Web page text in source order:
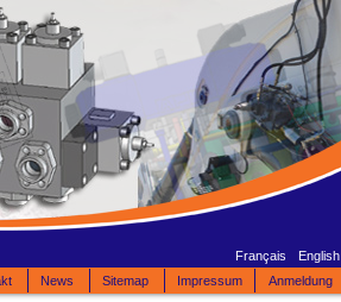
English
Français
Anmeldung
News Sitemap Impressum